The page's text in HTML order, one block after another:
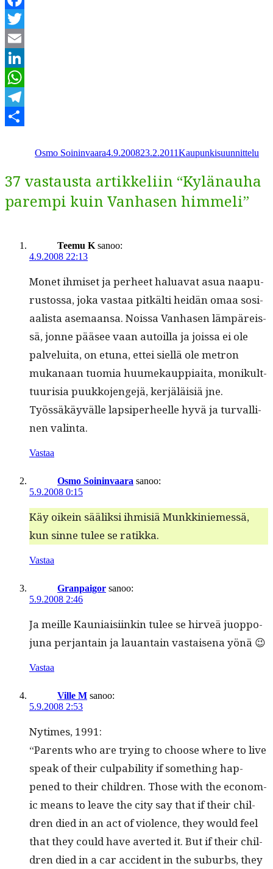
Facebook
Twitter
Email
LinkedIn
WhatsApp
Telegram
Osmo Soininvaara4.9.200823.2.2011Kaupunkisuunnittelu
37 vastausta artikkeliin “Kylänauha
parempi kuin Vanhasen himmeli”
Teemu K sanoo:
4.9.2008 22:13
Mon­et ihmiset ja per­heet halu­a­vat asua naa­pu­
rus­tossa, joka vas­taa pitkälti hei­dän omaa sosi­
aal­ista ase­maansa. Nois­sa Van­hasen läm­päreis­
sä, jonne pääsee vaan autoil­la ja jois­sa ei ole
palvelui­ta, on etu­na, ettei siel­lä ole metron
mukanaan tuo­mia huumekaup­pi­ai­ta, monikult­
tuurisia puukko­jenge­jä, ker­jäläisiä jne.
Työssäkäyvälle lap­siper­heelle hyvä ja tur­valli­
nen valinta.
Vastaa
Osmo Soininvaara sanoo:
5.9.2008 0:15
Käy oikein sää­lik­si ihmisiä Munkkiniemessä,
kun sinne tulee se ratikka.
Vastaa
Granpaigor sanoo:
5.9.2008 2:46
Ja meille Kau­ni­aisi­inkin tulee se hirveä juop­po­
ju­na per­jan­tain ja lauan­tain vas­taise­na yönä 😉
Vastaa
Ville M sanoo:
5.9.2008 2:53
Nytimes, 1991:
“Par­ents who are try­ing to choose where to live
speak of their cul­pa­bil­i­ty if some­thing hap­
pened to their chil­dren. Those with the eco­nom­
ic means to leave the city say that if their chil­
dren died in an act of vio­lence, they would feel
that they could have avert­ed it. But if their chil­
dren died in a car acci­dent in the sub­urbs, they